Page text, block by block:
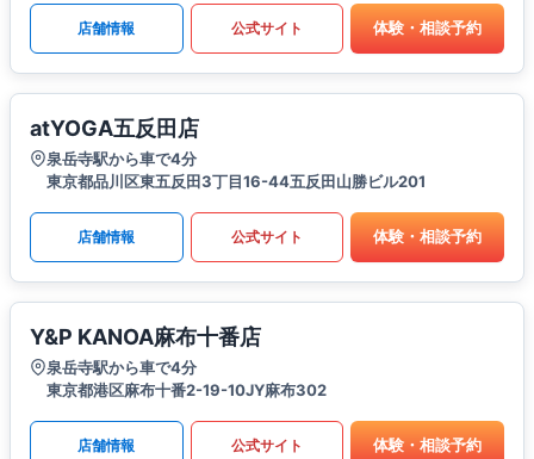
店舗情報 公式サイト 体験・相談予約
atYOGA五反田店
泉岳寺駅から車で4分
東京都品川区東五反田3丁目16-44五反田山勝ビル201
店舗情報 公式サイト 体験・相談予約
Y&P KANOA麻布十番店
泉岳寺駅から車で4分
東京都港区麻布十番2-19-10JY麻布302
店舗情報 公式サイト 体験・相談予約